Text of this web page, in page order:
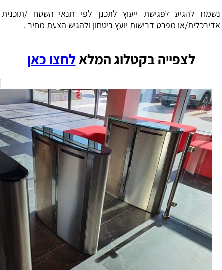
נשמח להגיע לפגישת ייעוץ לתכנן לפי תנאי השטח /תוכנית
אדירכלית/או מפרט דרישות יועץ ביטחון ולהגיש הצעת מחיר .
לצפייה בקטלוג המלאלחצו כאן